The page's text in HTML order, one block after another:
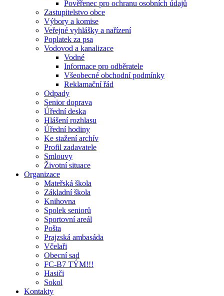
Pověřenec pro ochranu osobních údajů
Zastupitelstvo obce
Výbory a komise
Veřejné vyhlášky a nařízení
Poplatek za psa
Vodovod a kanalizace
Vodné
Informace pro odběratele
Všeobecné obchodní podmínky
Reklamační řád
Odpady
Senior doprava
Úřední deska
Hlášení rozhlasu
Úřední hodiny
Ke stažení archív
Profil zadavatele
Smlouvy
Životní situace
Organizace
Mateřská škola
Základní škola
Knihovna
Spolek seniorů
Sportovní areál
Pošta
Prajzská ambasáda
Včelaři
Obecní sad
FC-B7 TÝM!!!
Hasiči
Sokol
Kontakty